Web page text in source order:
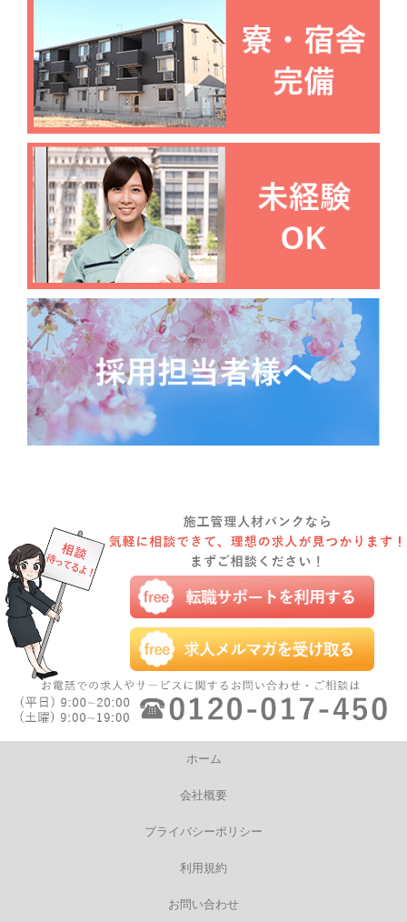
ホーム
会社概要
プライバシーポリシー
利用規約
お問い合わせ